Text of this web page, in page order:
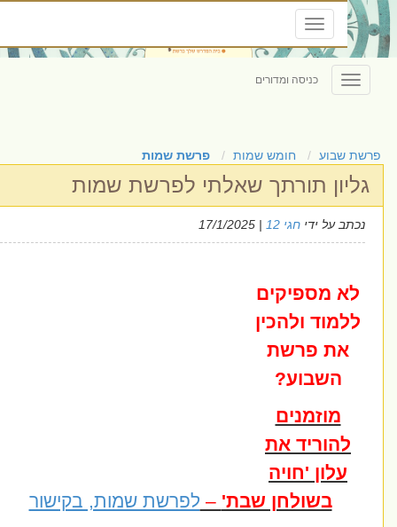
Toggle
navigation
כניסה ומדורים
חומש שמות פרשת שמות
תורתך שאלתי לפרשת שמות
על ידיחגי 12 | 17/1/2025
מספיקים
ולהכין
פרשת
השבוע?
מוזמנים
את
עלון 'חויה
בשולחן שבת' –לפרשת שמות, בקישור